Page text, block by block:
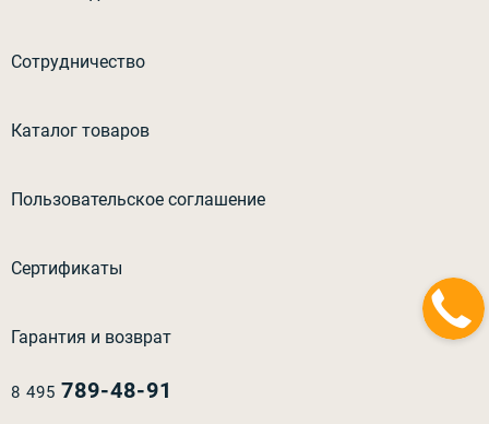
Сотрудничество
Каталог товаров
Пользовательское соглашение
Сертификаты
Гарантия и возврат
8 495 789-48-91